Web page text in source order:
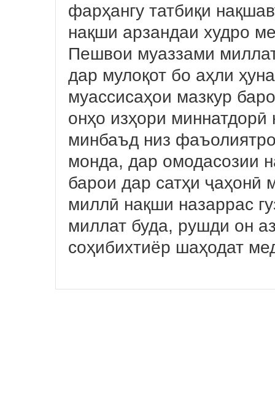
фарҳангу татбиқи
нақши арзандаи худро
Пешвои муаззами
дар мулоқот бо аҳли
муассисаҳои мазкур
онҳо изҳори
минбаъд низ
монда, дар омодасозии
барои дар сатҳи ҷаҳонӣ
миллӣ нақши назаррас
миллат буда, рушди он
соҳибихтиёр шаҳодат